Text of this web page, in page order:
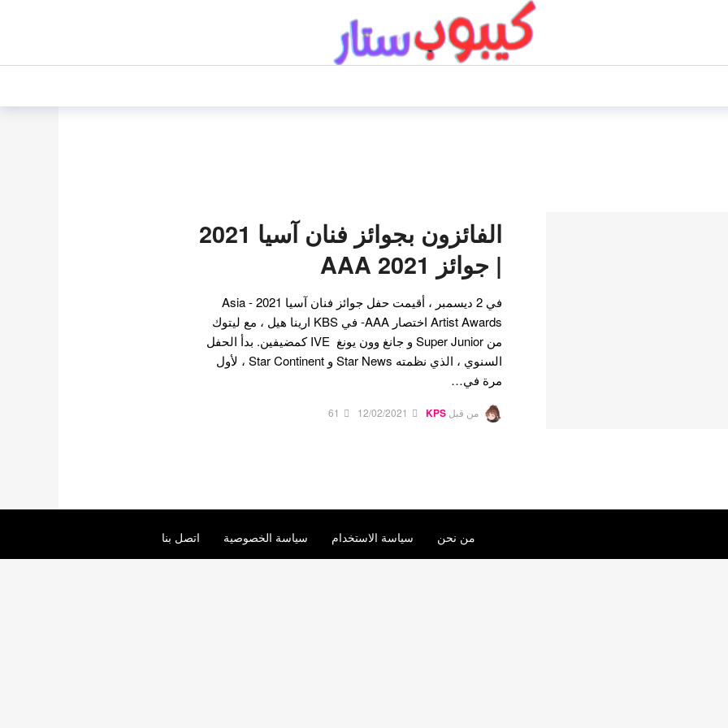
الفائزون بجوائز فنان آسيا 2021
| جوائز AAA 2021
في 2 ديسمبر ، أقيمت حفل جوائز فنان آسيا 2021 - Asia
Artist Awards اختصار AAA- في KBS ارينا هيل ، مع ليتوك
من Super Junior و جانغ وون يونغ IVE كمضيفين. بدأ الحفل
السنوي ، الذي نظمته Star News و Star Continent ، لأول
مرة في…
من قبل KPS
12/02/2021
61
من نحن سياسة الاستخدام سياسة الخصوصية اتصل بنا